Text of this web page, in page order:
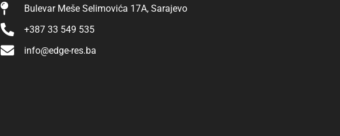
Bulevar Meše Selimovića 17A, Sarajevo
+387 33 549 535
info@edge-res.ba